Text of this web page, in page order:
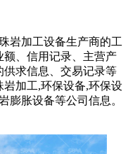
岩加工设备生产商的工
、信用记录、主营产
求信息、交易记录等
加工,环保设备,环保设
膨胀设备等公司信息。